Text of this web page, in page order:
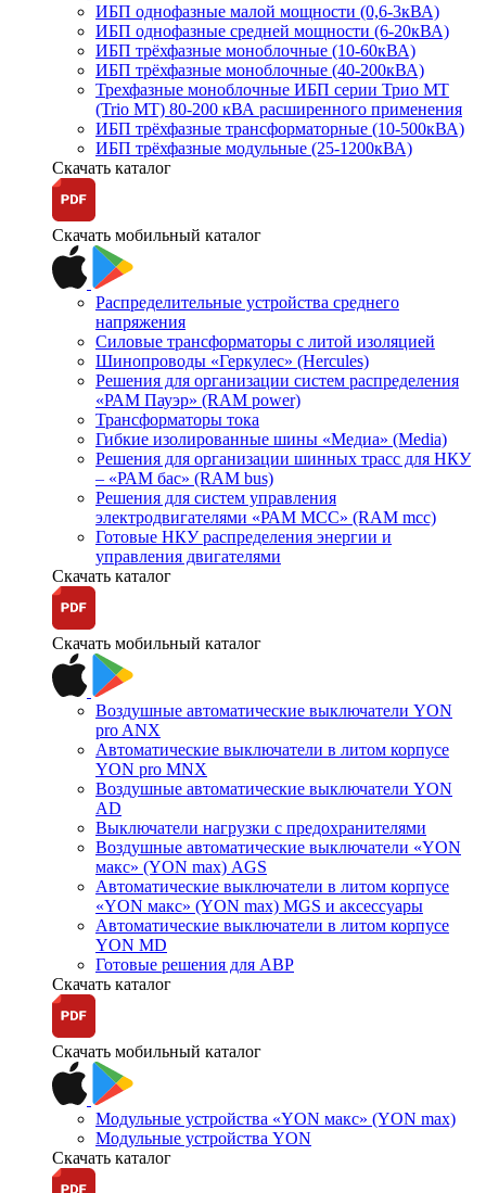
ИБП однофазные малой мощности (0,6-3кВА)
ИБП однофазные средней мощности (6-20кВА)
ИБП трёхфазные моноблочные (10-60кВА)
ИБП трёхфазные моноблочные (40-200кВА)
Трехфазные моноблочные ИБП серии Трио МТ
(Trio MT) 80-200 кВА расширенного применения
ИБП трёхфазные трансформаторные (10-500кВА)
ИБП трёхфазные модульные (25-1200кВА)
Скачать каталог
Скачать мобильный каталог
Распределительные устройства среднего
напряжения
Силовые трансформаторы с литой изоляцией
Шинопроводы «Геркулес» (Hercules)
Решения для организации систем распределения
«РАМ Пауэр» (RAM power)
Трансформаторы тока
Гибкие изолированные шины «Медиа» (Media)
Решения для организации шинных трасс для НКУ
– «РАМ бас» (RAM bus)
Решения для систем управления
электродвигателями «РАМ МСС» (RAM mcc)
Готовые НКУ распределения энергии и
управления двигателями
Скачать каталог
Скачать мобильный каталог
Воздушные автоматические выключатели YON
pro ANX
Автоматические выключатели в литом корпусе
YON pro MNX
Воздушные автоматические выключатели YON
AD
Выключатели нагрузки с предохранителями
Воздушные автоматические выключатели «YON
макс» (YON max) AGS
Автоматические выключатели в литом корпусе
«YON макс» (YON max) MGS и аксессуары
Автоматические выключатели в литом корпусе
YON MD
Готовые решения для АВР
Скачать каталог
Скачать мобильный каталог
Модульные устройства «YON макс» (YON max)
Модульные устройства YON
Скачать каталог